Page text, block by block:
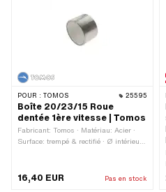
POUR : TOMOS 25595
Boîte 20/23/15 Roue
dentée 1ère vitesse | Tomos
Fabricant: Tomos · Matériau: Acier ·
Surface: trempé & rectifié · Ø intérieur:
totale: 15 mm · Tomos numéro OEM:
035600
16,40 EUR Pas en stock